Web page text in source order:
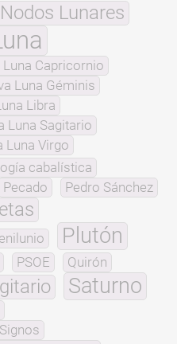
Nodos Lunares
Luna Capricornio
Luna Géminis
Libra
Luna Sagitario
Luna Virgo
cabalística
Pecado
Pedro Sánchez
Plutón
PSOE Quirón
Saturno
Signos